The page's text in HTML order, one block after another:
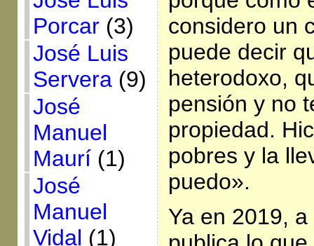
Porcar(3)
José Luis
Servera(9)
José
Manuel
Maurí(1)
José
Manuel
Vidal (1)
considero un
puede decir
heterodoxo,
pensión y no
propiedad.
pobres y la
puedo».
Ya en 2019,